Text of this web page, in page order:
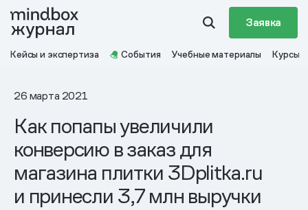
Заявка
Кейсы и экспертиза События Учебные материалы Курсы
26 марта 2021
Как попапы увеличили
конверсию в заказ для
магазина плитки 3Dplitka.ru
и принесли 3,7 млн выручки